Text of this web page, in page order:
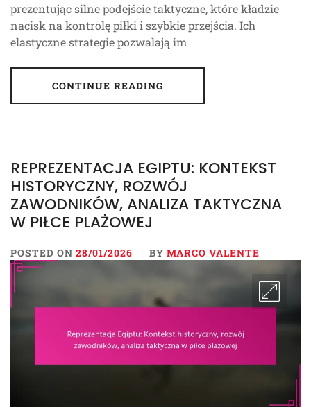
prezentując silne podejście taktyczne, które kładzie
nacisk na kontrolę piłki i szybkie przejścia. Ich
elastyczne strategie pozwalają im
CONTINUE READING
REPREZENTACJA EGIPTU: KONTEKST
HISTORYCZNY, ROZWÓJ
ZAWODNIKÓW, ANALIZA TAKTYCZNA
W PIŁCE PLAŻOWEJ
POSTED ON 28/01/2026 BY MARCO VALENTE